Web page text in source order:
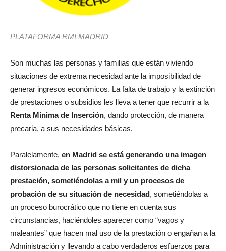
PLATAFORMA RMI MADRID
Son muchas las personas y familias que están viviendo
situaciones de extrema necesidad ante la imposibilidad de
generar ingresos económicos. La falta de trabajo y la extinción
de prestaciones o subsidios les lleva a tener que recurrir a la
Renta Mínima de Inserción, dando protección, de manera
precaria, a sus necesidades básicas.
Paralelamente, en Madrid se está generando una imagen
distorsionada de las personas solicitantes de dicha
prestación, sometiéndolas a mil y un procesos de
probación de su situación de necesidad, sometiéndolas a
un proceso burocrático que no tiene en cuenta sus
circunstancias, haciéndoles aparecer como “vagos y
maleantes” que hacen mal uso de la prestación o engañan a la
Administración y llevando a cabo verdaderos esfuerzos para